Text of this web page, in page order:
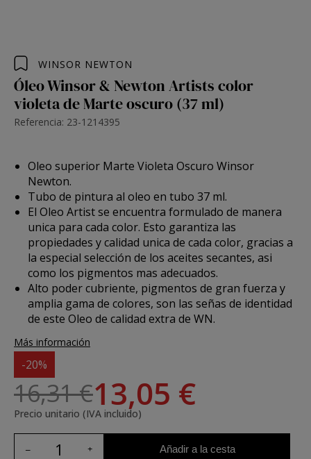
WINSOR NEWTON
Óleo Winsor & Newton Artists color
violeta de Marte oscuro (37 ml)
Referencia: 23-1214395
Oleo superior Marte Violeta Oscuro Winsor
Newton.
Tubo de pintura al oleo en tubo 37 ml.
El Oleo Artist se encuentra formulado de manera
unica para cada color. Esto garantiza las
propiedades y calidad unica de cada color, gracias a
la especial selección de los aceites secantes, asi
como los pigmentos mas adecuados.
Alto poder cubriente, pigmentos de gran fuerza y
amplia gama de colores, son las señas de identidad
de este Oleo de calidad extra de WN.
Más información
-20%
16,31 €13,05 €
Precio unitario (IVA incluido)
Añadir a la cesta